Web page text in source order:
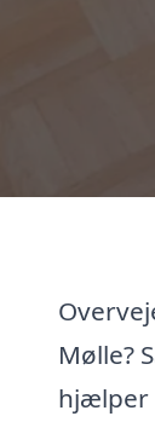
Mølle?
hjælper